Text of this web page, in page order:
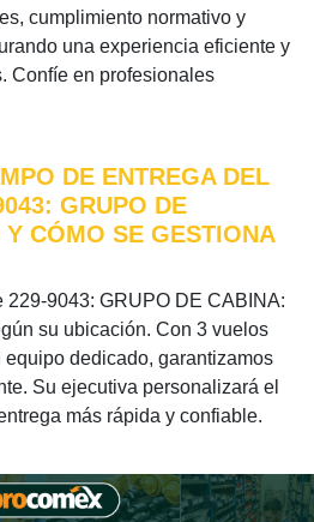
cumplimiento normativo y
una experiencia eficiente y
Confíe en profesionales
DE ENTREGA DEL
GRUPO DE
CÓMO SE GESTIONA
229-9043: GRUPO DE CABINA:
su ubicación. Con 3 vuelos
dedicado, garantizamos
Su ejecutiva personalizará el
más rápida y confiable.